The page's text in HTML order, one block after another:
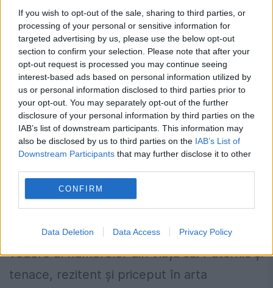
If you wish to opt-out of the sale, sharing to third parties, or
processing of your personal or sensitive information for
targeted advertising by us, please use the below opt-out
section to confirm your selection. Please note that after your
opt-out request is processed you may continue seeing
interest-based ads based on personal information utilized by
us or personal information disclosed to third parties prior to
your opt-out. You may separately opt-out of the further
disclosure of your personal information by third parties on the
IAB’s list of downstream participants. This information may
also be disclosed by us to third parties on the IAB’s List of
Downstream Participants that may further disclose it to other
CONFIRM
Data Deletion Data Access Privacy Policy
Numenorologul Milena Farcaș:
„Grindeanu uneori este bântuit de
timiditate, alteori de un soi de
nesiguranță neașteptată”
11 IANUARIE 2017
Numerologul Milena Farcaș ne spune cum
e Sorin Mihai Grindeanu din punct de
vedere al numerolor din viața sa. Puternic și
tenace, rezitent și priceput în arta